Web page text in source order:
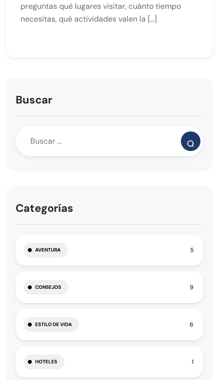
preguntas qué lugares visitar, cuánto tiempo
necesitas, qué actividades valen la […]
Buscar
Categorías
AVENTURA 5
CONSEJOS 9
ESTILO DE VIDA 6
HOTELES 1